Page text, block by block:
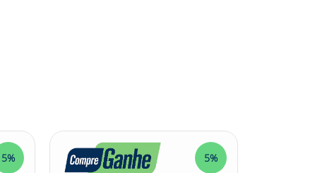
industriais ou de serviços gerais e
Segurança De Látex Flocada Max Orange.
#látex #luvadelátex #maxorange
5% 5%